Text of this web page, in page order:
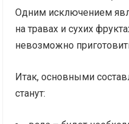
Одним исключением
на травах и сухих
невозможно
Итак, основными
станут: